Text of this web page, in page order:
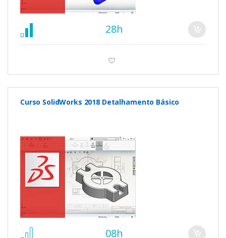
28h
Curso SolidWorks 2018 Detalhamento Básico
08h